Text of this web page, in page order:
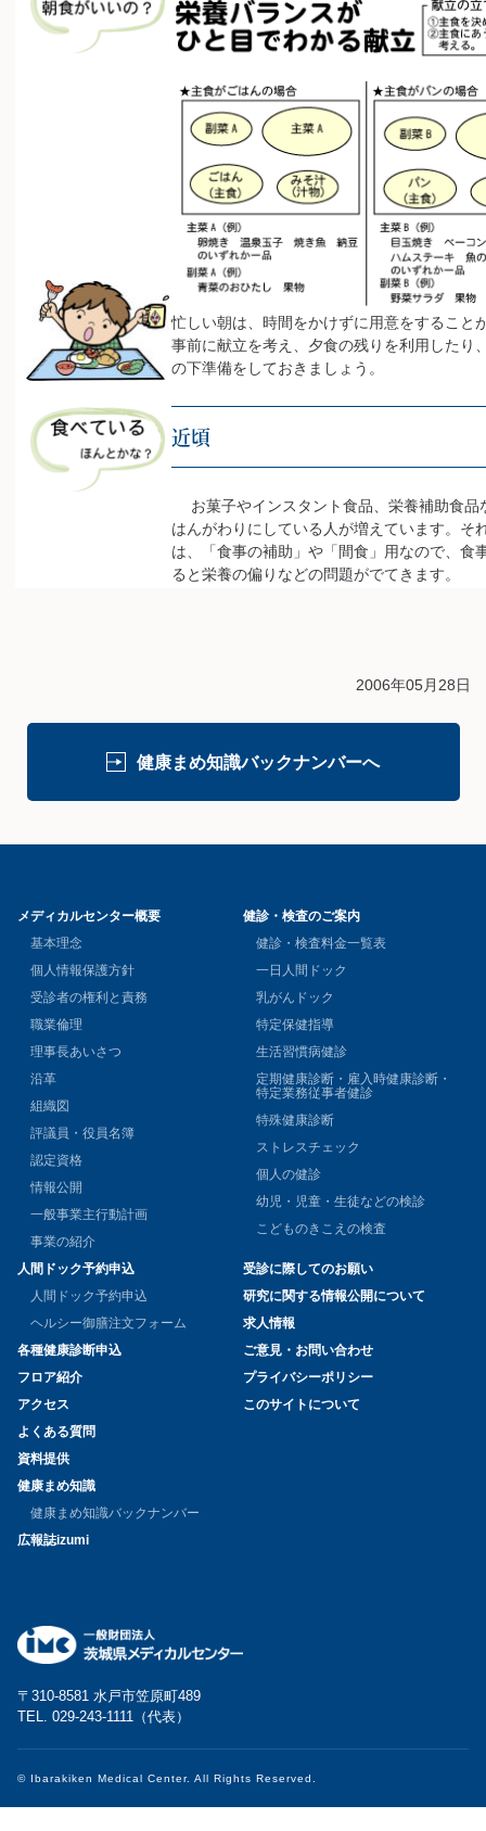
忙しい朝は、時間をかけずに用意をすること
事前に献立を考え、夕食の残りを利用したり
の下準備をしておきましょう。
近頃
お菓子やインスタント食品、栄養補助食品
はんがわりにしている人が増えています。そ
は、「食事の補助」や「間食」用なので、食
ると栄養の偏りなどの問題がでてきます。
2006年05月28日
健康まめ知識バックナンバーへ
メディカルセンター概要
基本理念
個人情報保護方針
受診者の権利と責務
職業倫理
理事長あいさつ
沿革
組織図
評議員・役員名簿
認定資格
情報公開
一般事業主行動計画
事業の紹介
健診・検査のご案内
健診・検査料金一覧表
一日人間ドック
乳がんドック
特定保健指導
生活習慣病健診
定期健康診断・雇入時健康診断・
特定業務従事者健診
特殊健康診断
ストレスチェック
個人の健診
幼児・児童・生徒などの検診
こどものきこえの検査
人間ドック予約申込
人間ドック予約申込
ヘルシー御膳注文フォーム
各種健康診断申込
フロア紹介
アクセス
よくある質問
資料提供
健康まめ知識
健康まめ知識バックナンバー
広報誌izumi
受診に際してのお願い
研究に関する情報公開について
求人情報
ご意見・お問い合わせ
プライバシーポリシー
このサイトについて
〒310-8581 水戸市笠原町489
TEL. 029-243-1111（代表）
© Ibarakiken Medical Center. All Rights Reserved.